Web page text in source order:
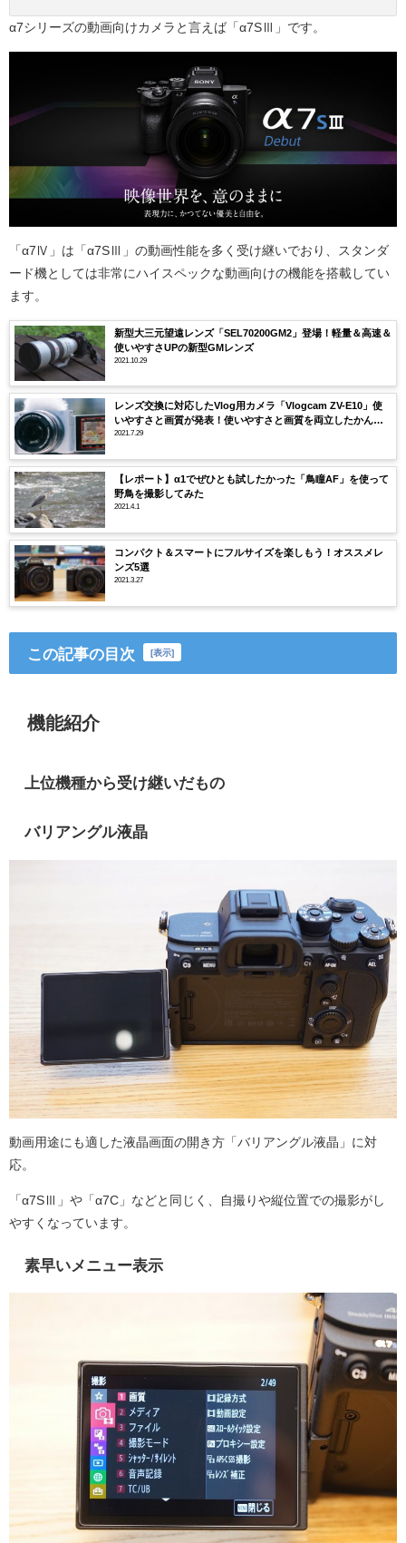
α7シリーズの動画向けカメラと言えば「α7SⅢ」です。
「α7Ⅳ」は「α7SⅢ」の動画性能を多く受け継いでおり、スタンダ
ード機としては非常にハイスペックな動画向けの機能を搭載してい
ます。
新型大三元望遠レンズ「SEL70200GM2」登場！軽量＆高速＆
使いやすさUPの新型GMレンズ
2021.10.29
レンズ交換に対応したVlog用カメラ「Vlogcam ZV-E10」使
いやすさと画質が発表！使いやすさと画質を両立したかんた
ん動画用カメラ！
2021.7.29
【レポート】α1でぜひとも試したかった「鳥瞳AF」を使って
野鳥を撮影してみた
2021.4.1
コンパクト＆スマートにフルサイズを楽しもう！オススメレ
ンズ5選
2021.3.27
この記事の目次 [表示]
機能紹介
上位機種から受け継いだもの
バリアングル液晶
動画用途にも適した液晶画面の開き方「バリアングル液晶」に対
応。
「α7SⅢ」や「α7C」などと同じく、自撮りや縦位置での撮影がし
やすくなっています。
素早いメニュー表示